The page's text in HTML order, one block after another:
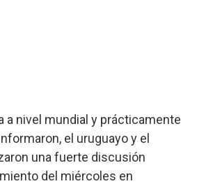
a nivel mundial y prácticamente
el uruguayo y el
una fuerte discusión
del miércoles en